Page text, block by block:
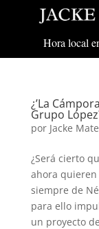
Hora local
¿’La
Grupo
por Jacke Mate
¿Será cierto
ahora quieren
siempre de
para ello
un proyecto